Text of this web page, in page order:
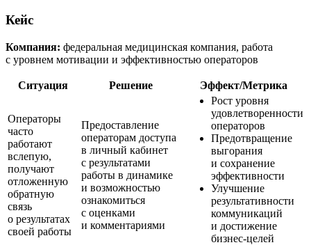
Кейс
Компания: федеральная медицинская компания, работа
с уровнем мотивации и эффективностью операторов
Ситуация Решение Эффект/Метрика
Операторы
часто
работают
вслепую,
получают
отложенную
обратную
связь
о результатах
своей работы
Предоставление
операторам доступа
в личный кабинет
с результатами
работы в динамике
и возможностью
ознакомиться
с оценками
и комментариями
Рост уровня
удовлетворенности
операторов
Предотвращение
выгорания
и сохранение
эффективности
Улучшение
результативности
коммуникаций
и достижение
бизнес-целей